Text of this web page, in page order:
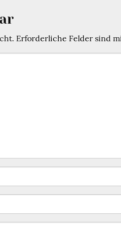
Erforderliche Felder sind